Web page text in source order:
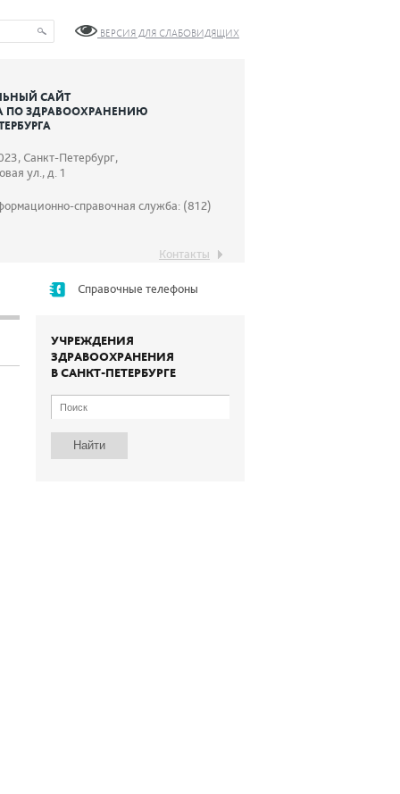
ВЕРСИЯ ДЛЯ СЛАБОВИДЯЩИХ
САЙТ
ПО ЗДРАВООХРАНЕНИЮ
Санкт-Петербург,
ул., д. 1
справочная служба: (812)
Контакты
Справочные телефоны
УЧРЕЖДЕНИЯ
ЗДРАВООХРАНЕНИЯ
В САНКТ-ПЕТЕРБУРГЕ